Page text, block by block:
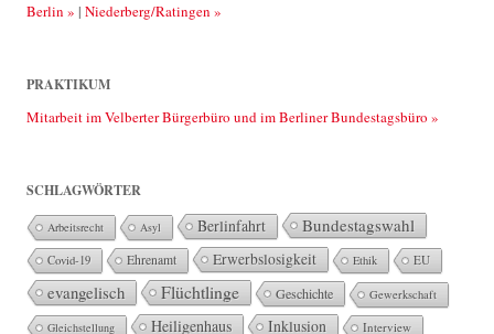
Berlin » | Niederberg/Ratingen »
PRAKTIKUM
Mitarbeit im Velberter Bürgerbüro und im Berliner Bundestagsbüro »
SCHLAGWÖRTER
Arbeitsrecht Asyl Berlinfahrt Bundestagswahl
Covid-19 Ehrenamt Erwerbslosigkeit Ethik EU
evangelisch Flüchtlinge Geschichte Gewerkschaft
Gleichstellung Heiligenhaus Inklusion Interview